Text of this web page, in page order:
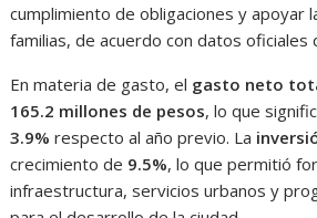
cumplimiento de obligaciones y apoyar
familias, de acuerdo con datos oficiales
En materia de gasto, el gasto neto
165.2 millones de pesos, lo que
3.9% respecto al año previo. La
crecimiento de 9.5%, lo que permitió
infraestructura, servicios urbanos y